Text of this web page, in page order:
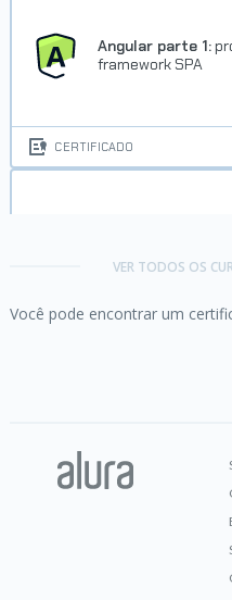
Angular parte 1:
framework SPA
CERTIFICADO
VER TODOS OS
Você pode encontrar um